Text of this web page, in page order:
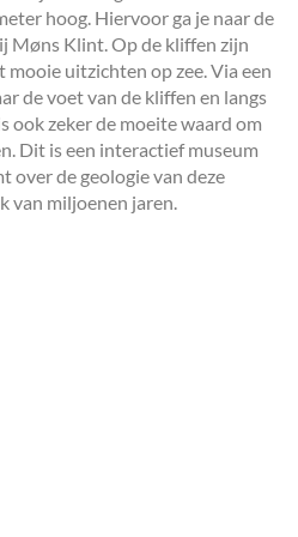
hoog. Hiervoor ga je naar de
Klint. Op de kliffen zijn
uitzichten op zee. Via een
de voet van de kliffen en langs
ook zeker de moeite waard om
Dit is een interactief museum
over de geologie van deze
van miljoenen jaren.